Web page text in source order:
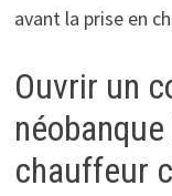
avant la prise en
Ouvrir un
chauffeur